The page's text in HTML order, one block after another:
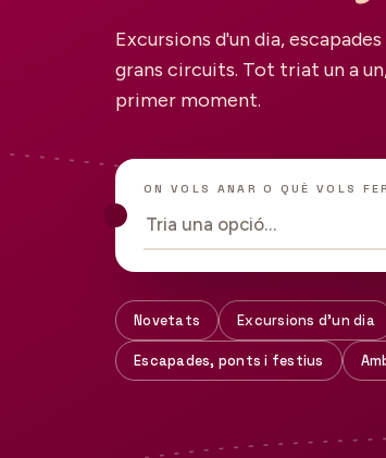
Excursions d'un dia,
grans circuits. Tot triat un a
primer moment.
ON VOLS ANAR O QUÈ VOLS
Tria una opció…
Novetats Excursions d'un dia
Escapades, ponts i festius